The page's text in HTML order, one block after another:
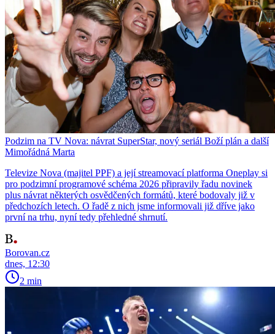
Podzim na TV Nova: návrat SuperStar, nový seriál Boží plán a další
Mimořádná Marta
Televize Nova (majitel PPF) a její streamovací platforma Oneplay si
pro podzimní programové schéma 2026 připravily řadu novinek
plus návrat některých osvědčených formátů, které bodovaly již v
předchozích letech. O řadě z nich jsme informovali již dříve jako
první na trhu, nyní tedy přehledné shrnutí.
Borovan.cz
dnes, 12:30
2 min